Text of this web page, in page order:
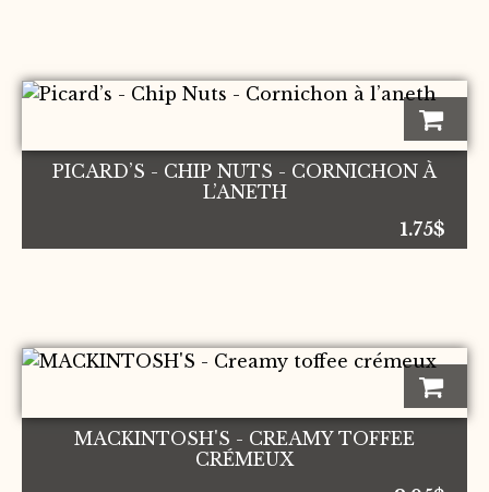
PICARD’S - CHIP NUTS - CORNICHON À
L’ANETH
1.75$
MACKINTOSH'S - CREAMY TOFFEE
CRÉMEUX